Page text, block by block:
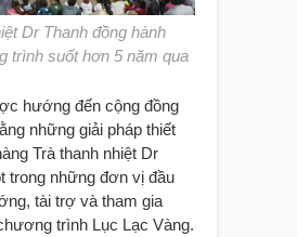
Dr Thanh đồng hành
trình suốt hơn 5 năm qua
hướng đến cộng đồng
những giải pháp thiết
Trà thanh nhiệt Dr
trong những đơn vị đầu
tài trợ và tham gia
trình Lục Lạc Vàng.